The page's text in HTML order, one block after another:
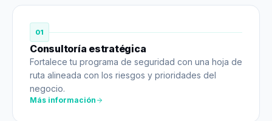
01
Consultoría estratégica
Fortalece tu programa de seguridad con una hoja de
ruta alineada con los riesgos y prioridades del
negocio.
Más información